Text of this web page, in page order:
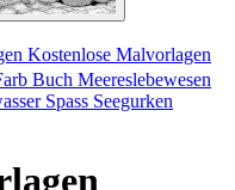
Kostenlose Malvorlagen
Buch Meereslebewesen
Spass Seegurken